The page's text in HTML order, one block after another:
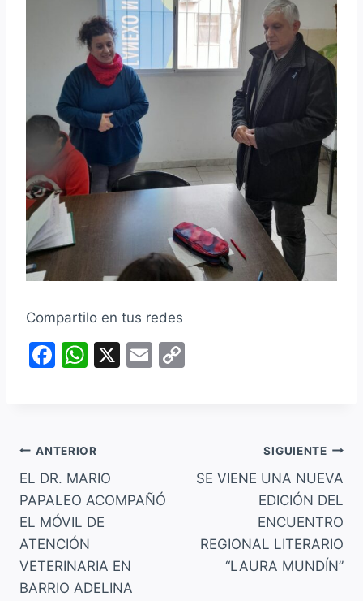
Compartilo en tus redes
F
b
o
o
k
W
A
p
p
X
E
n
Navegación
de
entradas
ANTERIOR
EL DR. MARIO
PAPALEO ACOMPAÑÓ
EL MÓVIL DE
ATENCIÓN
VETERINARIA EN
BARRIO ADELINA
SIGUIENTE
SE VIENE UNA NUEVA
EDICIÓN DEL
ENCUENTRO
REGIONAL LITERARIO
“LAURA MUNDÍN”